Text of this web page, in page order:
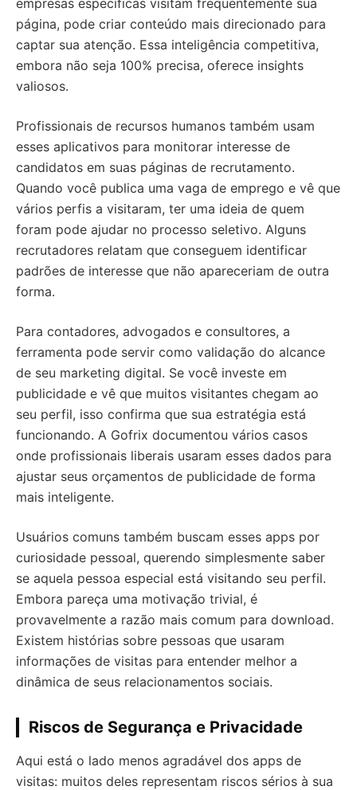
empresas específicas visitam frequentemente sua
página, pode criar conteúdo mais direcionado para
captar sua atenção. Essa inteligência competitiva,
embora não seja 100% precisa, oferece insights
valiosos.
Profissionais de recursos humanos também usam
esses aplicativos para monitorar interesse de
candidatos em suas páginas de recrutamento.
Quando você publica uma vaga de emprego e vê que
vários perfis a visitaram, ter uma ideia de quem
foram pode ajudar no processo seletivo. Alguns
recrutadores relatam que conseguem identificar
padrões de interesse que não apareceriam de outra
forma.
Para contadores, advogados e consultores, a
ferramenta pode servir como validação do alcance
de seu marketing digital. Se você investe em
publicidade e vê que muitos visitantes chegam ao
seu perfil, isso confirma que sua estratégia está
funcionando. A Gofrix documentou vários casos
onde profissionais liberais usaram esses dados para
ajustar seus orçamentos de publicidade de forma
mais inteligente.
Usuários comuns também buscam esses apps por
curiosidade pessoal, querendo simplesmente saber
se aquela pessoa especial está visitando seu perfil.
Embora pareça uma motivação trivial, é
provavelmente a razão mais comum para download.
Existem histórias sobre pessoas que usaram
informações de visitas para entender melhor a
dinâmica de seus relacionamentos sociais.
Riscos de Segurança e Privacidade
Aqui está o lado menos agradável dos apps de
visitas: muitos deles representam riscos sérios à sua